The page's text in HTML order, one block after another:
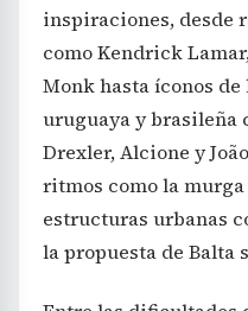
inspiraciones, desde
como Kendrick
Monk hasta íconos
uruguaya y brasileña
Drexler, Alcione y
ritmos como la
estructuras urbanas
la propuesta de Balta